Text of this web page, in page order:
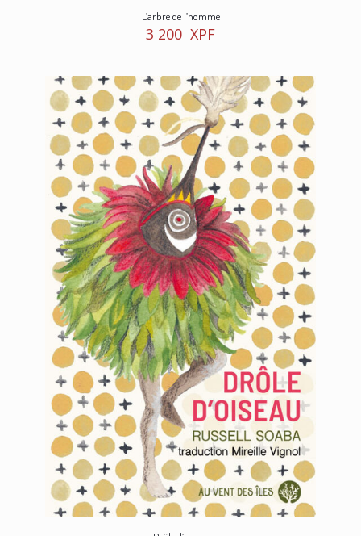
L’arbre de l’homme
3 200 XPF